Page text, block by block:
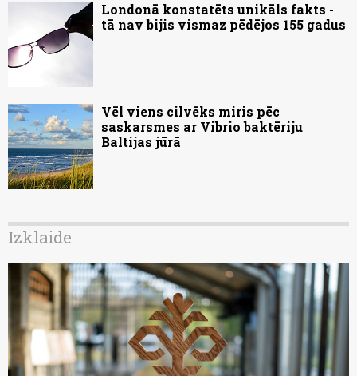
Londonā konstatēts unikāls fakts -
tā nav bijis vismaz pēdējos 155 gadus
Vēl viens cilvēks miris pēc
saskarsmes ar Vibrio baktēriju
Baltijas jūrā
Izklaide